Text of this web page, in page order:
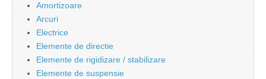
Amortizoare
Arcuri
Electrice
Elemente de directie
Elemente de rigidizare / stabilizare
Elemente de suspensie